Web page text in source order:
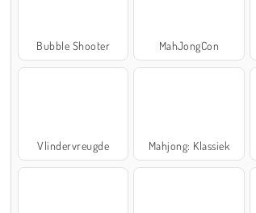
Bubble Shooter MahJongCon
Vlindervreugde Mahjong: Klassiek